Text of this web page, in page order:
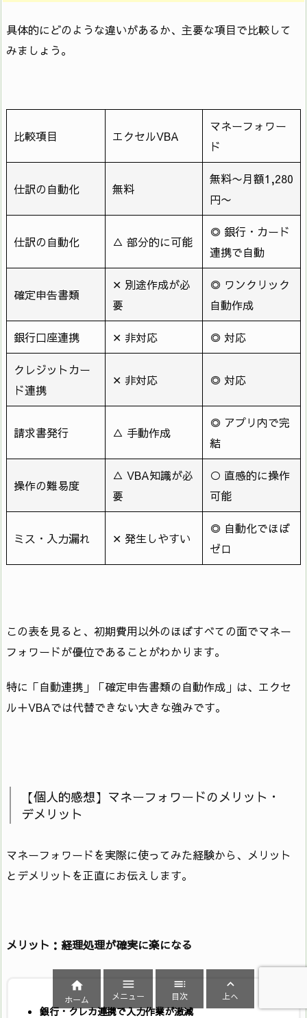
具体的にどのような違いがあるか、主要な項目で比較して
みましょう。
比較項目 エクセルVBA
マネーフォワー
ド
仕訳の自動化 無料
無料〜月額1,280
円〜
仕訳の自動化 △ 部分的に可能
◎ 銀行・カード
連携で自動
確定申告書類
✕ 別途作成が必
要
◎ ワンクリック
自動作成
銀行口座連携 ✕ 非対応 ◎ 対応
クレジットカー
ド連携
✕ 非対応 ◎ 対応
請求書発行 △ 手動作成
◎ アプリ内で完
結
操作の難易度
△ VBA知識が必
要
○ 直感的に操作
可能
ミス・入力漏れ ✕ 発生しやすい
◎ 自動化でほぼ
ゼロ
この表を見ると、初期費用以外のほぼすべての面でマネー
フォワードが優位であることがわかります。
特に「自動連携」「確定申告書類の自動作成」は、エクセ
ル＋VBAでは代替できない大きな強みです。
【個人的感想】マネーフォワードのメリット・
デメリット
マネーフォワードを実際に使ってみた経験から、メリット
とデメリットを正直にお伝えします。
メリット：経理処理が確実に楽になる
銀行・クレカ連携で入力作業が激減

ホーム

メニュー

目次

上へ